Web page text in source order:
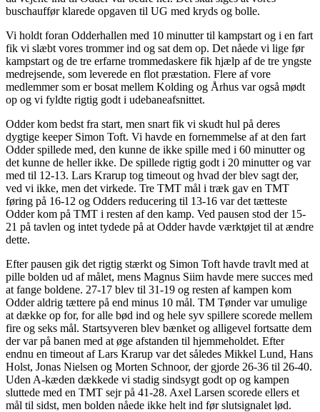
buschauffør klarede opgaven til UG med kryds og bolle.
Vi holdt foran Odderhallen med 10 minutter til kampstart og i en fart
fik vi slæbt vores trommer ind og sat dem op. Det nåede vi lige før
kampstart og de tre erfarne trommedaskere fik hjælp af de tre yngste
medrejsende, som leverede en flot præstation. Flere af vore
medlemmer som er bosat mellem Kolding og Århus var også mødt
op og vi fyldte rigtig godt i udebaneafsnittet.
Odder kom bedst fra start, men snart fik vi skudt hul på deres
dygtige keeper Simon Toft. Vi havde en fornemmelse af at den fart
Odder spillede med, den kunne de ikke spille med i 60 minutter og
det kunne de heller ikke. De spillede rigtig godt i 20 minutter og var
med til 12-13. Lars Krarup tog timeout og hvad der blev sagt der,
ved vi ikke, men det virkede. Tre TMT mål i træk gav en TMT
føring på 16-12 og Odders reducering til 13-16 var det tætteste
Odder kom på TMT i resten af den kamp. Ved pausen stod der 15-
21 på tavlen og intet tydede på at Odder havde værktøjet til at ændre
dette.
Efter pausen gik det rigtig stærkt og Simon Toft havde travlt med at
pille bolden ud af målet, mens Magnus Siim havde mere succes med
at fange boldene. 27-17 blev til 31-19 og resten af kampen kom
Odder aldrig tættere på end minus 10 mål. TM Tønder var umulige
at dække op for, for alle bød ind og hele syv spillere scorede mellem
fire og seks mål. Startsyveren blev bænket og alligevel fortsatte dem
der var på banen med at øge afstanden til hjemmeholdet. Efter
endnu en timeout af Lars Krarup var det således Mikkel Lund, Hans
Holst, Jonas Nielsen og Morten Schnoor, der gjorde 26-36 til 26-40.
Uden A-kæden dækkede vi stadig sindsygt godt op og kampen
sluttede med en TMT sejr på 41-28. Axel Larsen scorede ellers et
mål til sidst, men bolden nåede ikke helt ind før slutsignalet lød.